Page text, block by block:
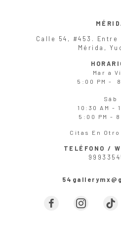
Calle 54, #453. Entre
Mérida,
Mar a
5:00 PM -
Sáb
10:30 AM -
5:00 PM -
Citas En
TELÉFONO /